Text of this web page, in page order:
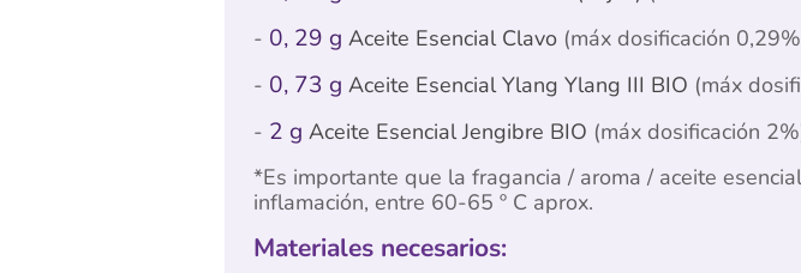
- 0, 29 g Aceite Esencial Clavo (máx dosificación
- 0, 73 g Aceite Esencial Ylang Ylang III BIO (máx
- 2 g Aceite Esencial Jengibre BIO (máx dosificación
*Es importante que la fragancia / aroma / aceite
inflamación, entre 60-65 º C aprox.
Materiales necesarios: